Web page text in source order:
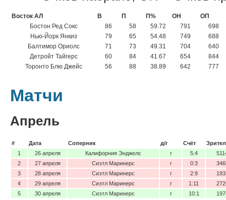
Восток АЛ В П П% ОН
ОП
Бостон Ред Сокс
86 58 59.72 791
698
Нью-Йорк Янкиз
79 65 54.48 749
688
Балтимор Ориолс
71 73 49.31 704
640
Детройт Тайгерс
60 84 41.67 654
844
Торонто Блю Джейс
56 88 38.89 642 777
Матчи
Апрель
# Дата Соперник д/г Счёт
1
26 апреля Калифорния Энджелс г 5:4
2
27 апреля Сиэтл Маринерс г 0:3
3
28 апреля Сиэтл Маринерс г 2:9
4
29 апреля Сиэтл Маринерс г 1:11
5
30 апреля Сиэтл Маринерс г 10:1